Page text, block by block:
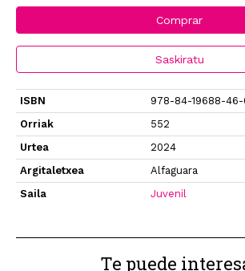
Comprar
Saskiratu
ISBN
978-84-19688-46-
Orriak
552
Urtea
2024
Argitaletxea
Alfaguara
Saila
Juvenil
Te puede